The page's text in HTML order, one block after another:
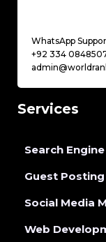
WhatsApp
+92 334
Services
Search
Guest Posting
Social Media
Web